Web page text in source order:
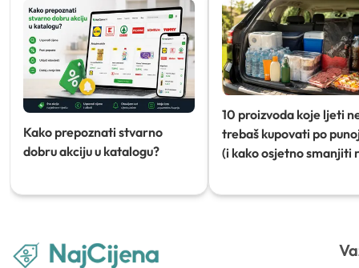
Kako prepoznati stvarno
dobru akciju u katalogu?
10 proizvoda koje ljeti
trebaš kupovati po
(i kako osjetno smanjiti